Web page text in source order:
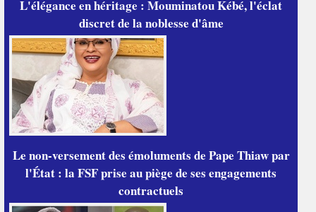
L'élégance en héritage : Mouminatou Kébé, l'éclat
discret de la noblesse d'âme
Le non-versement des émoluments de Pape Thiaw par
l'État : la FSF prise au piège de ses engagements
contractuels